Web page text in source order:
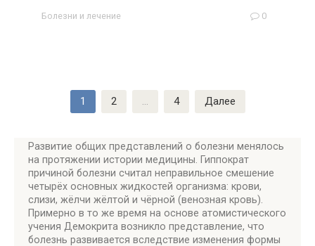
Болезни и лечение 0
1 2 … 4 Далее
Развитие общих представлений о болезни менялось
на протяжении истории медицины. Гиппократ
причиной болезни считал неправильное смешение
четырёх основных жидкостей организма: крови,
слизи, жёлчи жёлтой и чёрной (венозная кровь).
Примерно в то же время на основе атомистического
учения Демокрита возникло представление, что
болезнь развивается вследствие изменения формы